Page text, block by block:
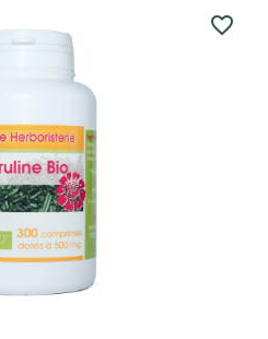
favorite_border